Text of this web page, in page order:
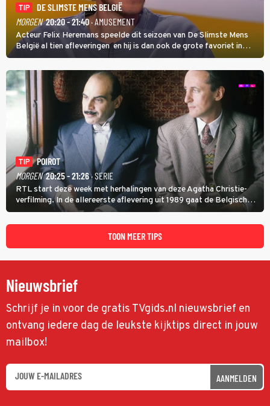
TIP
DE SLIMSTE MENS BELGIË
MORGEN 20:20 - 21:40· AMUSEMENT
Acteur Felix Heremans speelde dit seizoen van De Slimste Mens
België al tien afleveringen en hij is dan ook de grote favoriet in
deze seizoensfinale. En er is Nederlandse inbreng, want komiek
Soundos El Ahmadi neemt plaats aan de jurytafel.
TIP
POIROT
MORGEN 20:25 - 21:26· SERIE
RTL start deze week met herhalingen van deze Agatha Christie-
verfilming. In de allereerste aflevering uit 1989 gaat de Belgische
speurder op zoek naar een vermiste kok. Poirot raakt al snel
verwikkeld in een moordzaak. (HH)
TOON MEER TIPS
Nieuwsbrief
Schrijf je in voor de gratis TVgids.nl nieuwsbrief en
ontvang iedere dag de leukste kijktips direct in jouw
mailbox!
AANMELDEN